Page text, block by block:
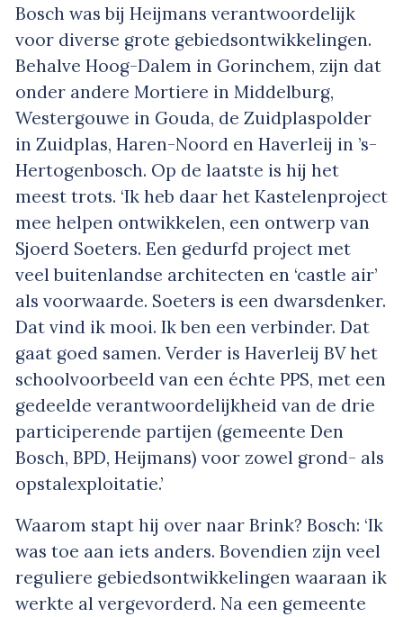
Bosch was bij Heijmans verantwoordelijk
voor diverse grote gebiedsontwikkelingen.
Behalve Hoog-Dalem in Gorinchem, zijn dat
onder andere Mortiere in Middelburg,
Westergouwe in Gouda, de Zuidplaspolder
in Zuidplas, Haren-Noord en Haverleij in ’s-
Hertogenbosch. Op de laatste is hij het
meest trots. ‘Ik heb daar het Kastelenproject
mee helpen ontwikkelen, een ontwerp van
Sjoerd Soeters. Een gedurfd project met
veel buitenlandse architecten en ‘castle air’
als voorwaarde. Soeters is een dwarsdenker.
Dat vind ik mooi. Ik ben een verbinder. Dat
gaat goed samen. Verder is Haverleij BV het
schoolvoorbeeld van een échte PPS, met een
gedeelde verantwoordelijkheid van de drie
participerende partijen (gemeente Den
Bosch, BPD, Heijmans) voor zowel grond- als
opstalexploitatie.’
Waarom stapt hij over naar Brink? Bosch: ‘Ik
was toe aan iets anders. Bovendien zijn veel
reguliere gebiedsontwikkelingen waaraan ik
werkte al vergevorderd. Na een gemeente